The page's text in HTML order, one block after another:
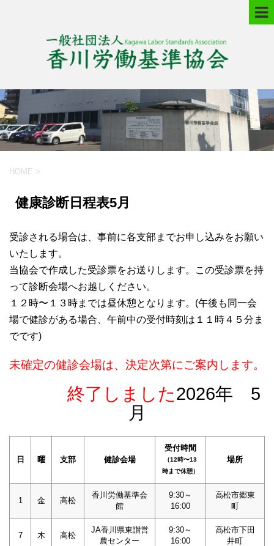
HOME >
健康診断日程表5月
受診される場合は、事前に各支部までお申し込みをお願い
いたします。
当協会で作成した受診票をお送りします。この受診票を持
って診断会場へお越しください。
１２時〜１３時までは昼休憩となります。(午後も同一会
場で健診がある場合、午前中の受付時刻は１１時４５分ま
でです)
未確定の健診会場は、決定次第にご案内します。
終了しました2026年 5
月
日 曜 支部 健診会場
受付時間
（12時〜13
時まで休憩）
場所
1 金 高松
香川労働基準会
館
9:30～
16:00
高松市郷東
町
7 木 高松
JA香川県東讃営
農センター
9:30～
16:00
高松市下田
井町